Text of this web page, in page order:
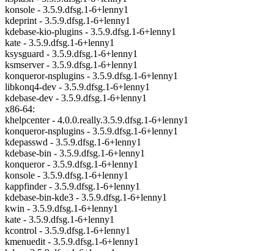
konsole - 3.5.9.dfsg.1-6+lenny1
kdeprint - 3.5.9.dfsg.1-6+lenny1
kdebase-kio-plugins - 3.5.9.dfsg.1-6+lenny1
kate - 3.5.9.dfsg.1-6+lenny1
ksysguard - 3.5.9.dfsg.1-6+lenny1
ksmserver - 3.5.9.dfsg.1-6+lenny1
konqueror-nsplugins - 3.5.9.dfsg.1-6+lenny1
libkonq4-dev - 3.5.9.dfsg.1-6+lenny1
kdebase-dev - 3.5.9.dfsg.1-6+lenny1
x86-64:
khelpcenter - 4.0.0.really.3.5.9.dfsg.1-6+lenny1
konqueror-nsplugins - 3.5.9.dfsg.1-6+lenny1
kdepasswd - 3.5.9.dfsg.1-6+lenny1
kdebase-bin - 3.5.9.dfsg.1-6+lenny1
konqueror - 3.5.9.dfsg.1-6+lenny1
konsole - 3.5.9.dfsg.1-6+lenny1
kappfinder - 3.5.9.dfsg.1-6+lenny1
kdebase-bin-kde3 - 3.5.9.dfsg.1-6+lenny1
kwin - 3.5.9.dfsg.1-6+lenny1
kate - 3.5.9.dfsg.1-6+lenny1
kcontrol - 3.5.9.dfsg.1-6+lenny1
kmenuedit - 3.5.9.dfsg.1-6+lenny1